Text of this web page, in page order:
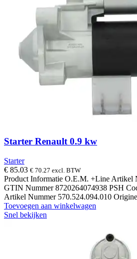
Starter Renault 0.9 kw
Starter
€ 85.03 € 70.27 excl. BTW
Product Informatie O.E.M. +Line Artikel
GTIN Nummer 8720264074938 PSH
Artikel Nummer 570.524.094.010
Toevoegen aan winkelwagen
Snel bekijken